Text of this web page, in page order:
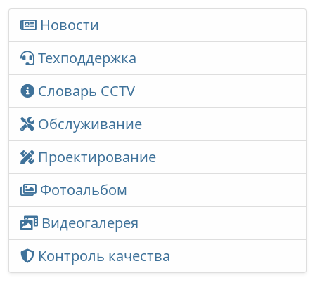
Новости
Техподдержка
Словарь CCTV
Обслуживание
Проектирование
Фотоальбом
Видеогалерея
Контроль качества